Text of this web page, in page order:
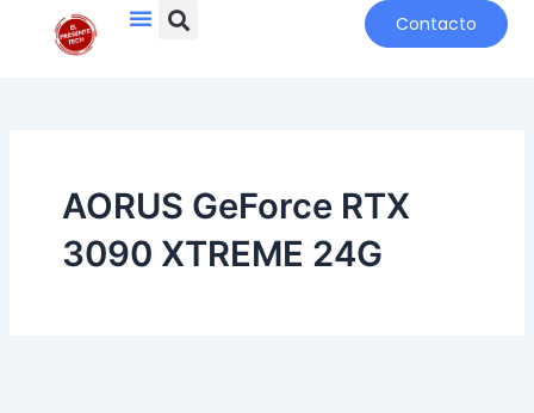
MenuSearch Contacto
AORUS GeForce RTX
3090 XTREME 24G